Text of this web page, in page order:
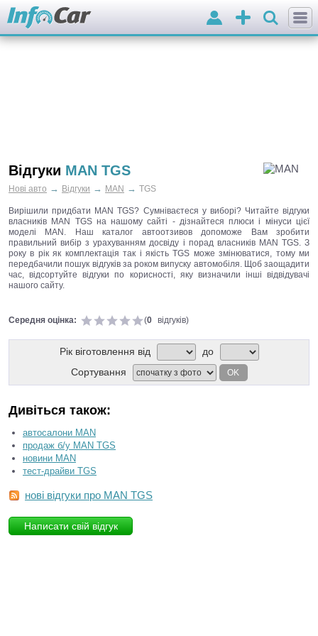
Додати
оголошення
Вхід
Відгуки MAN TGS
Нові авто → Відгуки → MAN → TGS
Вирішили придбати MAN TGS? Сумніваєтеся у виборі? Читайте відгуки
власників MAN TGS на нашому сайті - дізнайтеся плюси і мінуси цієї
моделі MAN. Наш каталог автоотзивов допоможе Вам зробити
правильний вибір з урахуванням досвіду і порад власників MAN TGS. З
року в рік як комплектація так і якість TGS може змінюватися, тому ми
передбачили пошук відгуків за роком випуску автомобіля. Щоб заощадити
час, відсортуйте відгуки по корисності, яку визначили інші відвідувачі
нашого сайту.
Середня оцінка: (0 відгуків)
Рік віготовлення від
до
Сортування
OK
Дивіться також:
автосалони MAN
продаж б/у MAN TGS
новини MAN
тест-драйви TGS
нові відгуки про MAN TGS
Написати свій відгук